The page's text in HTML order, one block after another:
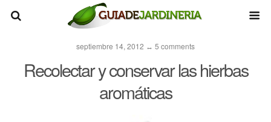
septiembre 14, 2012 ↔ 5 comments
Recolectar y conservar las hierbas
aromáticas